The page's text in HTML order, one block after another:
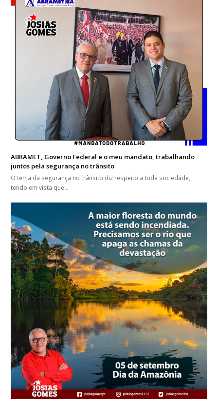
ABRAMET, Governo Federal e o meu mandato, trabalhando
juntos pela segurança no trânsito
O tema da segurança no trânsito diz respeito a toda sociedade,
tendo em vista que…